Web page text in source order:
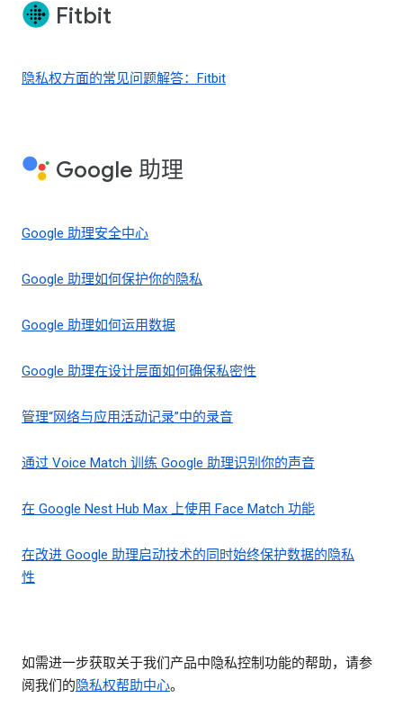
Fitbit
隐私权方面的常见问题解答：Fitbit
Google 助理
Google 助理安全中心
Google 助理如何保护你的隐私
Google 助理如何运用数据
Google 助理在设计层面如何确保私密性
管理“网络与应用活动记录”中的录音
通过 Voice Match 训练 Google 助理识别你的声音
在 Google Nest Hub Max 上使用 Face Match 功能
在改进 Google 助理启动技术的同时始终保护数据的隐私
性
如需进一步获取关于我们产品中隐私控制功能的帮助，请参
阅我们的隐私权帮助中心。